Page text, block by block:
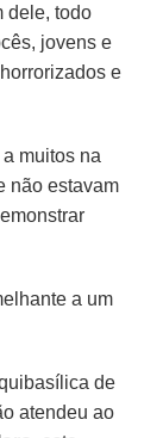
dele, todo
jovens e
e
muitos na
não estavam
a um
de
atendeu ao